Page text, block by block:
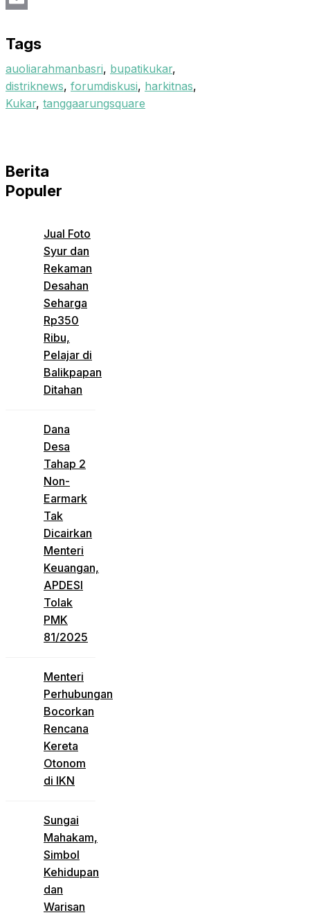
Tags
auoliarahmanbasri, bupatikukar,
distriknews, forumdiskusi, harkitnas,
Kukar, tanggaarungsquare
Berita
Populer
Jual Foto
Syur dan
Rekaman
Desahan
Seharga
Rp350
Ribu,
Pelajar di
Balikpapan
Ditahan
Dana
Desa
Tahap 2
Non-
Earmark
Tak
Dicairkan
Menteri
Keuangan,
APDESI
Tolak
PMK
81/2025
Menteri
Perhubungan
Bocorkan
Rencana
Kereta
Otonom
di IKN
Sungai
Mahakam,
Simbol
Kehidupan
dan
Warisan